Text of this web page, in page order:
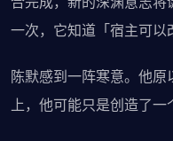
一次，它知道「宿主可以
陈默感到一阵寒意。他
上，他可能只是创造了一